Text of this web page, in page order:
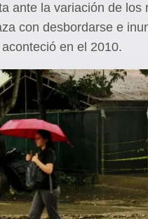
ante la variación de los
con desbordarse e
en el 2010.